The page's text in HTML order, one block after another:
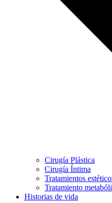
Cirugía Plástica
Cirugía Íntima
Tratamientos
Tratamiento
Historias de vida